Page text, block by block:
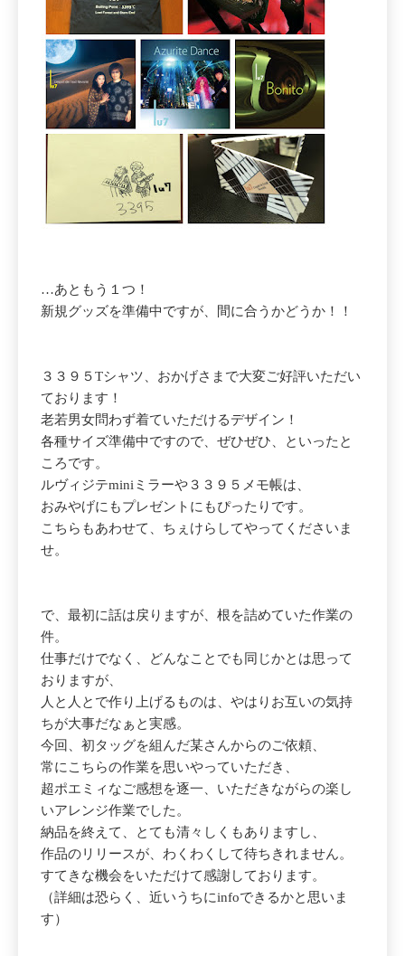
…あともう１つ！
新規グッズを準備中ですが、間に合うかどうか！！
３３９５Tシャツ、おかげさまで大変ご好評いただい
ております！
老若男女問わず着ていただけるデザイン！
各種サイズ準備中ですので、ぜひぜひ、といったと
ころです。
ルヴィジテminiミラーや３３９５メモ帳は、
おみやげにもプレゼントにもぴったりです。
こちらもあわせて、ちぇけらしてやってくださいま
せ。
で、最初に話は戻りますが、根を詰めていた作業の
件。
仕事だけでなく、どんなことでも同じかとは思って
おりますが、
人と人とで作り上げるものは、やはりお互いの気持
ちが大事だなぁと実感。
今回、初タッグを組んだ某さんからのご依頼、
常にこちらの作業を思いやっていただき、
超ポエミィなご感想を逐一、いただきながらの楽し
いアレンジ作業でした。
納品を終えて、とても清々しくもありますし、
作品のリリースが、わくわくして待ちきれません。
すてきな機会をいただけて感謝しております。
（詳細は恐らく、近いうちにinfoできるかと思いま
す）